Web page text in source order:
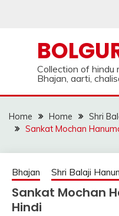
Collection of hindu
Bhajan, aarti,
Home Home
Shri
Sankat Mochan
Bhajan Shri Balaji
Sankat Mochan
Hindi